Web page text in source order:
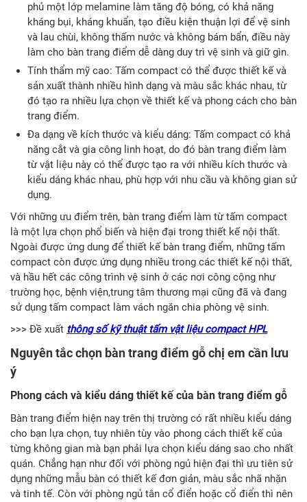
phủ một lớp melamine làm tăng độ bóng, có khả năng
kháng bụi, kháng khuẩn, tạo điều kiện thuận lợi để vệ sinh
và lau chùi, không thấm nước và không bám bẩn, điều này
làm cho bàn trang điểm dễ dàng duy trì vệ sinh và giữ gìn.
Tính thẩm mỹ cao: Tấm compact có thể được thiết kế và
sản xuất thành nhiều hình dạng và màu sắc khác nhau, từ
đó tạo ra nhiều lựa chọn về thiết kế và phong cách cho bàn
trang điểm.
Đa dạng về kích thước và kiểu dáng: Tấm compact có khả
năng cắt và gia công linh hoạt, do đó bàn trang điểm làm
từ vật liệu này có thể được tạo ra với nhiều kích thước và
kiểu dáng khác nhau, phù hợp với nhu cầu và không gian sử
dụng.
Với những ưu điểm trên, bàn trang điểm làm từ tấm compact
là một lựa chọn phổ biến và hiện đại trong thiết kế nội thất.
Ngoài được ứng dung để thiết kế bàn trang điểm, những tấm
compact còn được ứng dụng nhiều trong các thiết kế nội thất,
và hầu hết các công trình vệ sinh ở các nơi công cộng như
trường học, bệnh viện,trung tâm thương mại cũng đã và đang
sử dụng tấm compact làm vách ngăn chia phòng vệ sinh.
>>> Đề xuất thông số kỹ thuật tấm vật liệu compact HPL
Nguyên tắc chọn bàn trang điểm gỗ chị em cần lưu
ý
Phong cách và kiểu dáng thiết kế của bàn trang điểm gỗ
Bàn trang điểm hiện nay trên thị trường có rất nhiều kiểu dáng
cho bạn lựa chọn, tuy nhiên tùy vào phong cách thiết kế của
từng không gian mà bạn phải lựa chọn kiểu dáng sao cho nhất
quán. Chẳng hạn như đối với phòng ngủ hiện đại thì ưu tiên sử
dụng những mẫu bàn có thiết kế đơn giản, màu sắc nhã nhặn
và tinh tế. Còn với phòng ngủ tân cổ điển hoặc cổ điển thì nên